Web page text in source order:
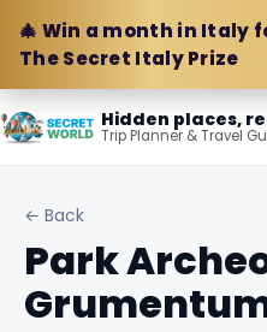
🎄 Win a month in Italy
The Secret Italy Prize
Hidden places,
Trip Planner & Travel
← Back
Park